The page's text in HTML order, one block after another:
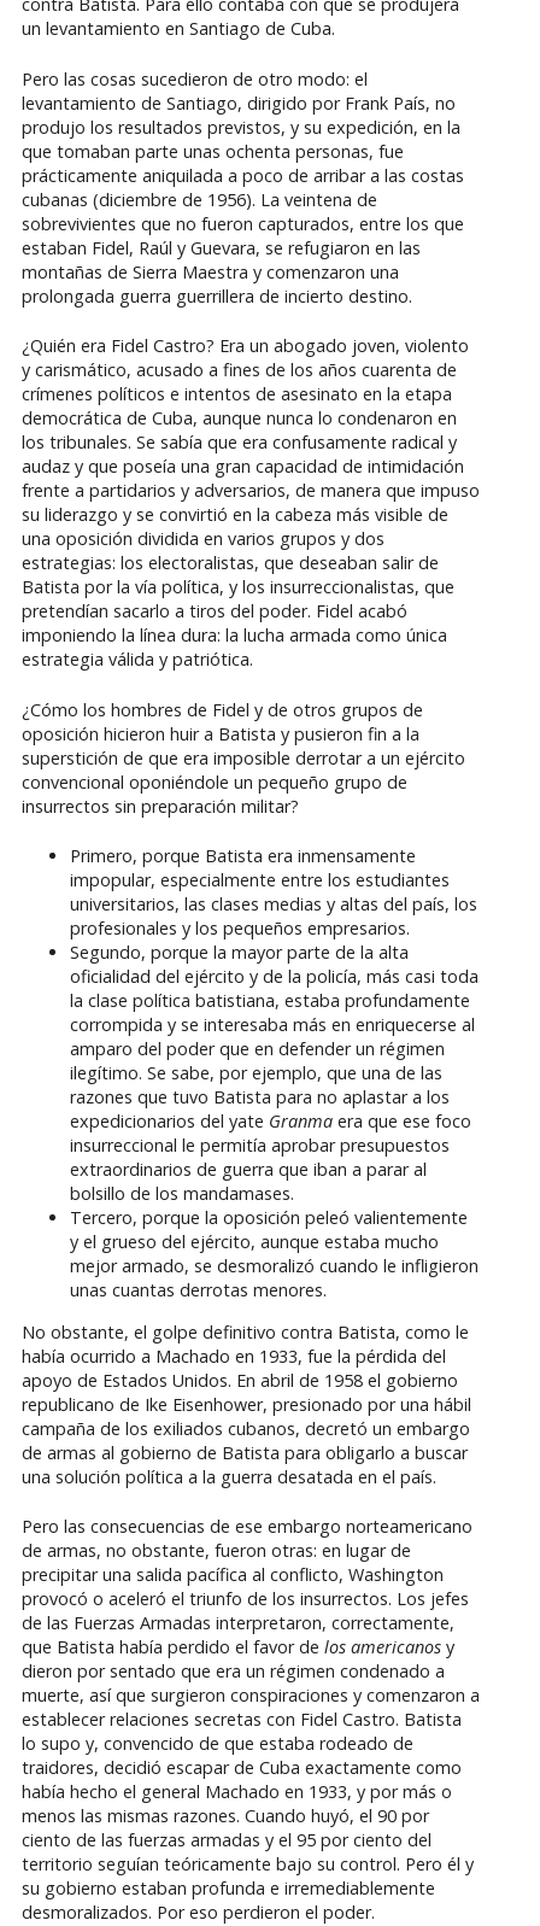
un levantamiento en Santiago de Cuba.
Pero las cosas sucedieron de otro modo: el
levantamiento de Santiago, dirigido por Frank País, no
produjo los resultados previstos, y su expedición, en la
que tomaban parte unas ochenta personas, fue
prácticamente aniquilada a poco de arribar a las costas
cubanas (diciembre de 1956). La veintena de
sobrevivientes que no fueron capturados, entre los que
estaban Fidel, Raúl y Guevara, se refugiaron en las
montañas de Sierra Maestra y comenzaron una
prolongada guerra guerrillera de incierto destino.
¿Quién era Fidel Castro? Era un abogado joven, violento
y carismático, acusado a fines de los años cuarenta de
crímenes políticos e intentos de asesinato en la etapa
democrática de Cuba, aunque nunca lo condenaron en
los tribunales. Se sabía que era confusamente radical y
audaz y que poseía una gran capacidad de intimidación
frente a partidarios y adversarios, de manera que impuso
su liderazgo y se convirtió en la cabeza más visible de
una oposición dividida en varios grupos y dos
estrategias: los electoralistas, que deseaban salir de
Batista por la vía política, y los insurreccionalistas, que
pretendían sacarlo a tiros del poder. Fidel acabó
imponiendo la línea dura: la lucha armada como única
estrategia válida y patriótica.
¿Cómo los hombres de Fidel y de otros grupos de
oposición hicieron huir a Batista y pusieron fin a la
superstición de que era imposible derrotar a un ejército
convencional oponiéndole un pequeño grupo de
insurrectos sin preparación militar?
Primero, porque Batista era inmensamente
impopular, especialmente entre los estudiantes
universitarios, las clases medias y altas del país, los
profesionales y los pequeños empresarios.
Segundo, porque la mayor parte de la alta
oficialidad del ejército y de la policía, más casi toda
la clase política batistiana, estaba profundamente
corrompida y se interesaba más en enriquecerse al
amparo del poder que en defender un régimen
ilegítimo. Se sabe, por ejemplo, que una de las
razones que tuvo Batista para no aplastar a los
expedicionarios del yate Granmaera que ese foco
insurreccional le permitía aprobar presupuestos
extraordinarios de guerra que iban a parar al
bolsillo de los mandamases.
Tercero, porque la oposición peleó valientemente
y el grueso del ejército, aunque estaba mucho
mejor armado, se desmoralizó cuando le infligieron
unas cuantas derrotas menores.
No obstante, el golpe definitivo contra Batista, como le
había ocurrido a Machado en 1933, fue la pérdida del
apoyo de Estados Unidos. En abril de 1958 el gobierno
republicano de Ike Eisenhower, presionado por una hábil
campaña de los exiliados cubanos, decretó un embargo
de armas al gobierno de Batista para obligarlo a buscar
una solución política a la guerra desatada en el país.
Pero las consecuencias de ese embargo norteamericano
de armas, no obstante, fueron otras: en lugar de
precipitar una salida pacífica al conflicto, Washington
provocó o aceleró el triunfo de los insurrectos. Los jefes
de las Fuerzas Armadas interpretaron, correctamente,
que Batista había perdido el favor de los americanosy
dieron por sentado que era un régimen condenado a
muerte, así que surgieron conspiraciones y comenzaron a
establecer relaciones secretas con Fidel Castro. Batista
lo supo y, convencido de que estaba rodeado de
traidores, decidió escapar de Cuba exactamente como
había hecho el general Machado en 1933, y por más o
menos las mismas razones. Cuando huyó, el 90 por
ciento de las fuerzas armadas y el 95 por ciento del
territorio seguían teóricamente bajo su control. Pero él y
su gobierno estaban profunda e irremediablemente
desmoralizados. Por eso perdieron el poder.